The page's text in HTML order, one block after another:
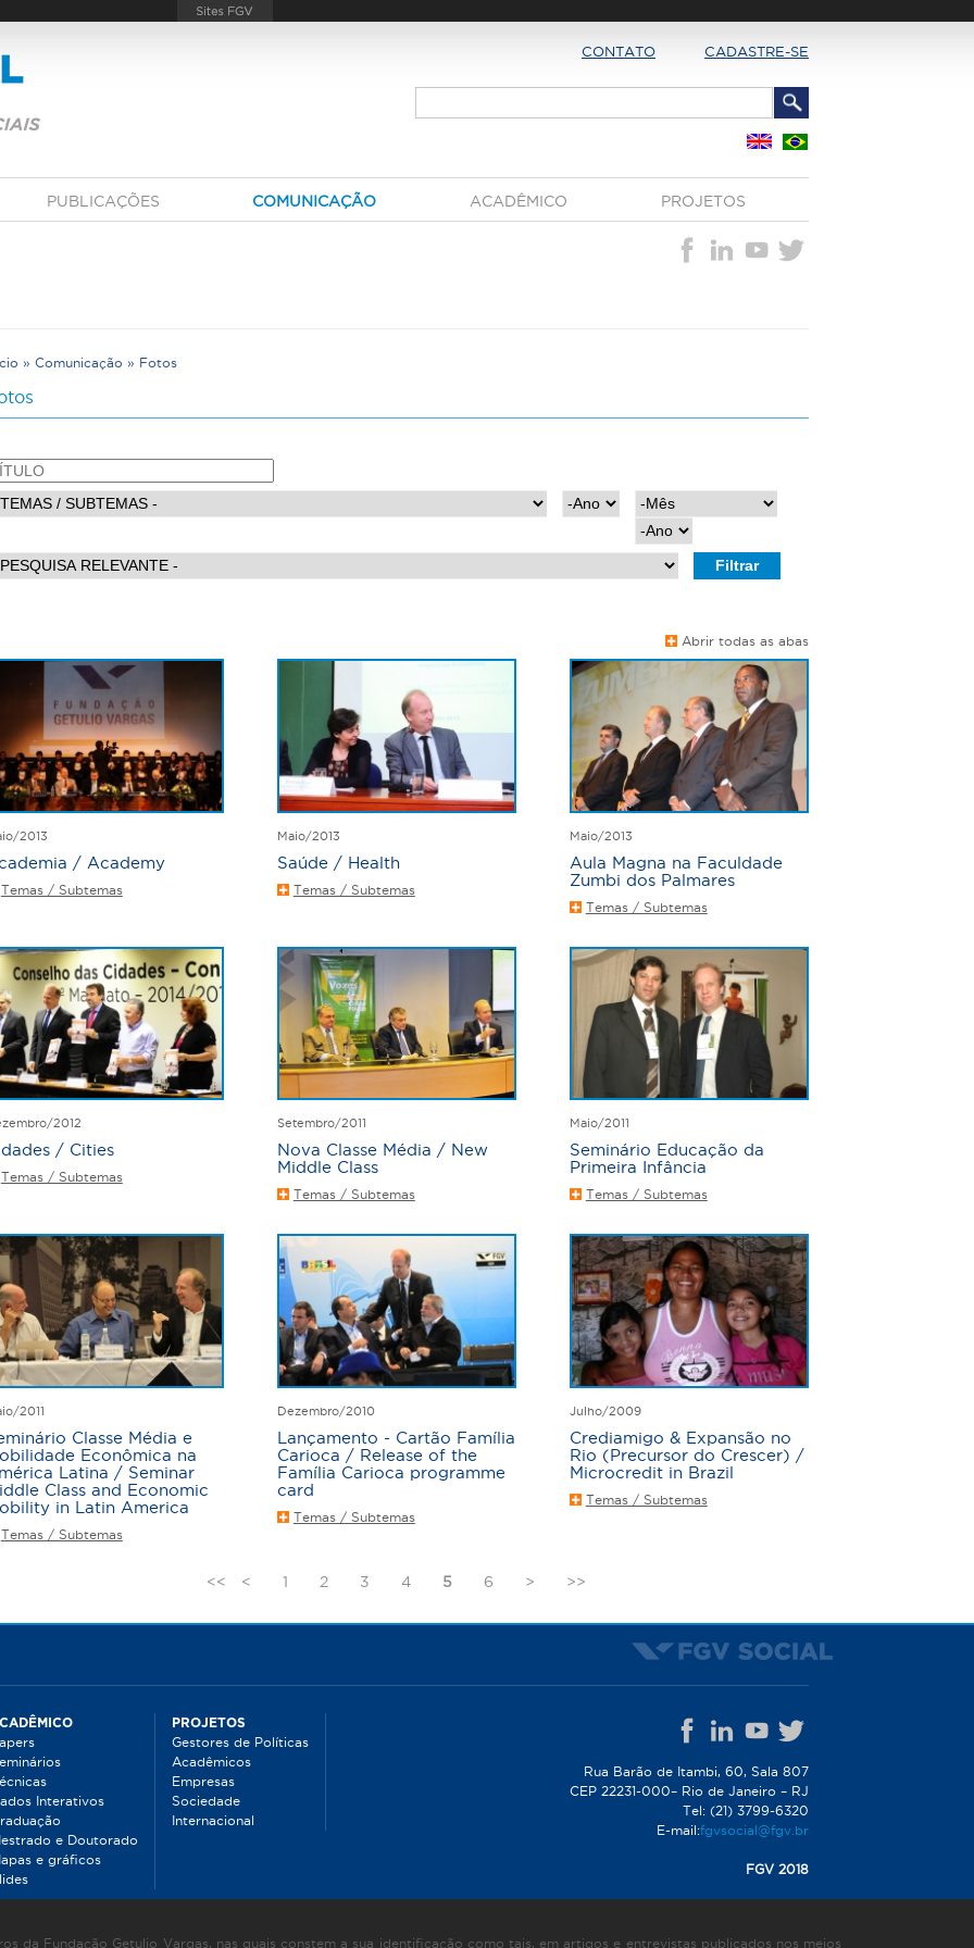
CONTATO CADASTRE-SE
PUBLICAÇÕES COMUNICAÇÃO ACADÊMICO PROJETOS
» Comunicação » Fotos
n
M
s
n
o
Abrir todas as abas
2013
/ Academy
Temas / Subtemas
Maio/2013
Saúde / Health
Temas / Subtemas
Maio/2013
Aula Magna na Faculdade
Zumbi dos Palmares
Temas / Subtemas
2012
/ Cities
Temas / Subtemas
Setembro/2011
Nova Classe Média / New
Middle Class
Temas / Subtemas
Maio/2011
Seminário Educação da
Primeira Infância
Temas / Subtemas
2011
Classe Média e
Econômica na
Latina / Seminar
Class and Economic
in Latin America
Temas / Subtemas
Dezembro/2010
Lançamento - Cartão Família
Carioca / Release of the
Família Carioca programme
card
Temas / Subtemas
Julho/2009
Crediamigo & Expansão no
Rio (Precursor do Crescer) /
Microcredit in Brazil
Temas / Subtemas
<< < 1 2 3 4 5 6 > >>
Interativos
e Doutorado
e gráficos
PROJETOS
Gestores de Políticas
Acadêmicos
Empresas
Sociedade
Internacional
Rua Barão de Itambi, 60, Sala 807
CEP 22231-000– Rio de Janeiro – RJ
Tel: (21) 3799-6320
E-mail:fgvsocial@fgv.br
FGV 2018
da Fundação Getulio Vargas, nas quais constem a sua identificação como tais, em artigos e entrevistas publicados nos meios